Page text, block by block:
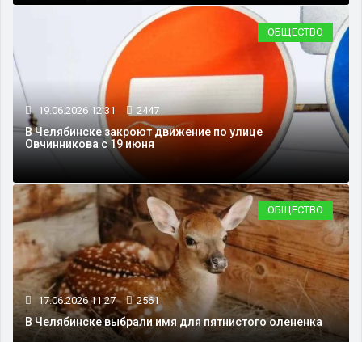
ОБЩЕСТВО
19.06.2026 12:31 2447
В Челябинске закроют движение по улице
Овчинникова с 19 июня
ОБЩЕСТВО
17.06.2026 11:27 2561
В Челябинске выбрали имя для пятнистого олененка